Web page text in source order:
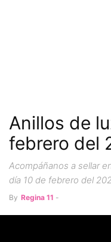
Anillos de
febrero del
Acompáñanos a sellar
día 10 de febrero del
By Regina 11 -